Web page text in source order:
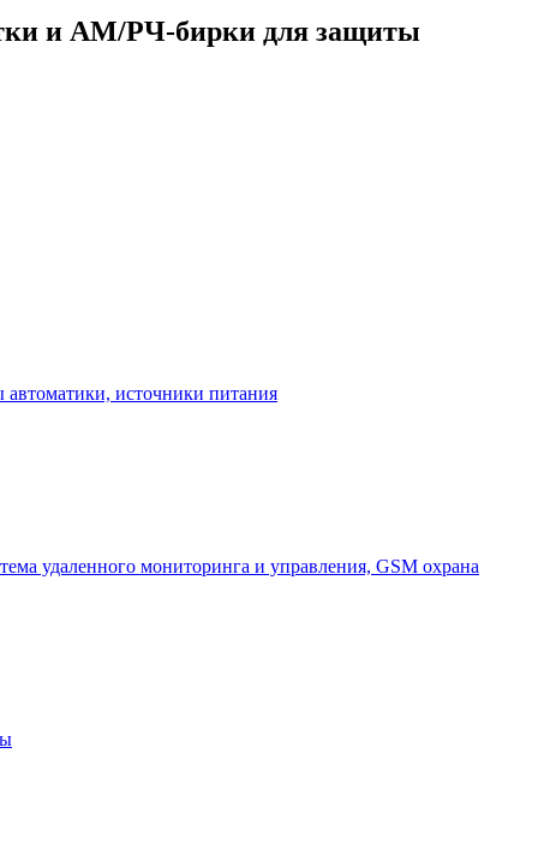
и АМ/РЧ-бирки для защиты
источники питания
удаленного мониторинга и управления, GSM охрана